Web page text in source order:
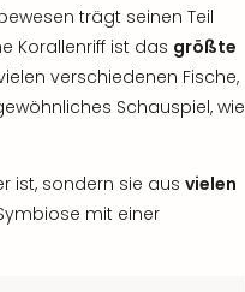
trägt seinen Teil
Korallenriff ist das größte
verschiedenen Fische,
Schauspiel, wie
ist, sondern sie aus vielen
mit einer